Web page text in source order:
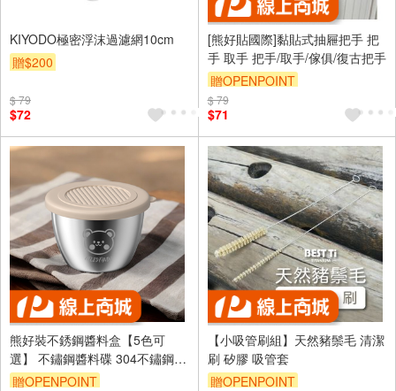
KIYODO極密浮沫過濾網10cm
贈$200
$ 79
$72
[熊好貼國際]黏貼式抽屜把手 把
手 取手 把手/取手/傢俱/復古把手
贈OPENPOINT
$ 79
$71
熊好裝不銹鋼醬料盒【5色可
選】 不鏽鋼醬料碟 304不鏽鋼沾
醬盒 醬料杯 醬料碟 不鏽鋼杯 沾
贈OPENPOINT
【小吸管刷組】天然豬鬃毛 清潔
刷 矽膠 吸管套
贈OPENPOINT